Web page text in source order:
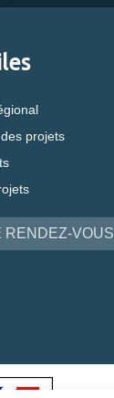
projets
RENDEZ-VOUS